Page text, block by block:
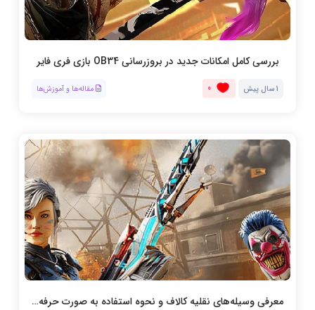
بررسی کامل امکانات جدید در بروزرسانی OB34 بازی فری فایر
1 سال پیش 0 مقاله‌ها و آموزش‌ها
معرفی وسیله‌های نقلیه کالاف و نحوه استفاده به صورت حرفه‌ای